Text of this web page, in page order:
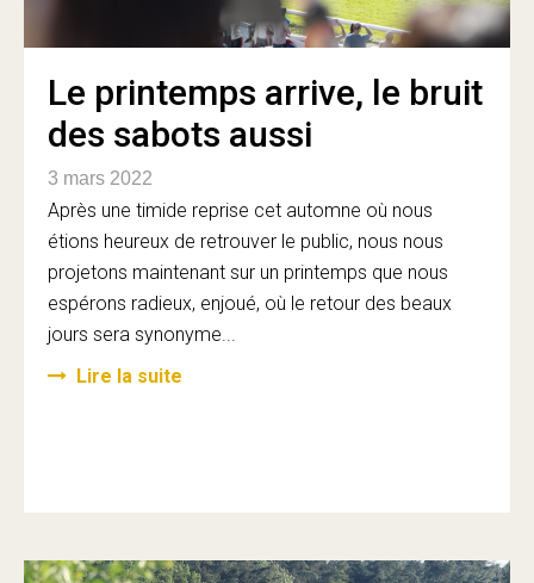
Le printemps arrive, le bruit
des sabots aussi
3 mars 2022
Après une timide reprise cet automne où nous
étions heureux de retrouver le public, nous nous
projetons maintenant sur un printemps que nous
espérons radieux, enjoué, où le retour des beaux
jours sera synonyme...
Lire la suite